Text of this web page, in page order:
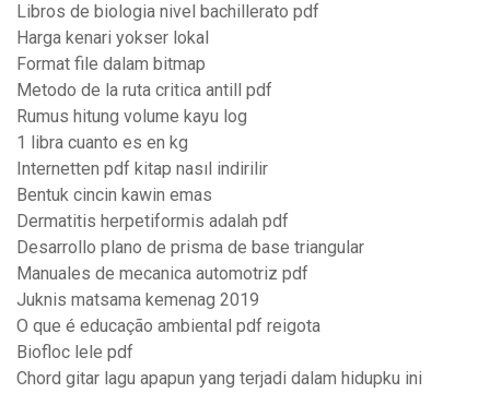
Libros de biologia nivel bachillerato pdf
Harga kenari yokser lokal
Format file dalam bitmap
Metodo de la ruta critica antill pdf
Rumus hitung volume kayu log
1 libra cuanto es en kg
Internetten pdf kitap nasıl indirilir
Bentuk cincin kawin emas
Dermatitis herpetiformis adalah pdf
Desarrollo plano de prisma de base triangular
Manuales de mecanica automotriz pdf
Juknis matsama kemenag 2019
O que é educação ambiental pdf reigota
Biofloc lele pdf
Chord gitar lagu apapun yang terjadi dalam hidupku ini